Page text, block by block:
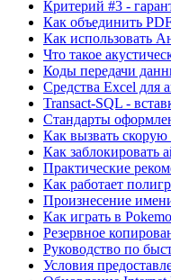
Критерий #3 -
Как объединить
Как использовать
Что такое
Коды передачи
Средства Excel для
Transact-SQL -
Стандарты
Как вызвать
Как заблокировать
Практические
Как работает
Произнесение
Как играть в
Резервное
Руководство по
Условия